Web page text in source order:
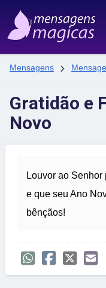
Mensagens 
Gratidão e
Novo
Louvor ao
e que seu Ano
bênçãos!